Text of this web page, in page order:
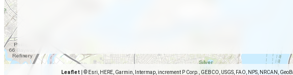
Leaflet © Esri, HERE, Garmin, Intermap, increment P Corp., GEBCO, USGS, FAO, NPS, NRCAN,